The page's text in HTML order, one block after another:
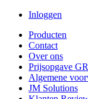
Inloggen
Producten
Contact
Over ons
Prijsopgave
Algemene
JM Solutions